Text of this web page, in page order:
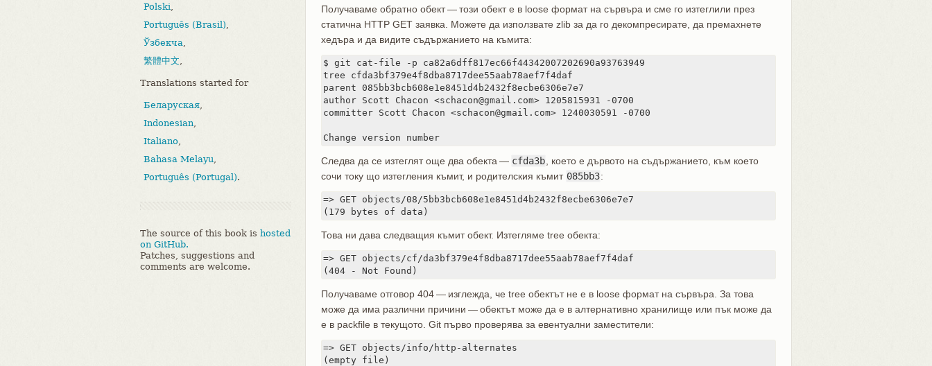
Polski,
Português (Brasil),
Ўзбекча,
繁體中文,
Translations started for
Беларуская,
Indonesian,
Italiano,
Bahasa Melayu,
Português (Portugal).
The source of this book is hosted
on GitHub.
Patches, suggestions and
comments are welcome.
Получаваме обратно обект — този обект е в loose формат на сървъра и сме го изтеглили през
статична HTTP GET заявка. Можете да използвате zlib за да го декомпресирате, да премахнете
хедъра и да видите съдържанието на къмита:
$ git cat-file -p ca82a6dff817ec66f44342007202690a93763949
tree cfda3bf379e4f8dba8717dee55aab78aef7f4daf
parent 085bb3bcb608e1e8451d4b2432f8ecbe6306e7e7
author Scott Chacon <schacon@gmail.com> 1205815931 -0700
committer Scott Chacon <schacon@gmail.com> 1240030591 -0700
Change version number
Следва да се изтеглят още два обекта — cfda3b , което е дървото на съдържанието, към което
сочи току що изтегления къмит, и родителския къмит 085bb3:
=> GET objects/08/5bb3bcb608e1e8451d4b2432f8ecbe6306e7e7
(179 bytes of data)
Това ни дава следващия къмит обект. Изтегляме tree обекта:
=> GET objects/cf/da3bf379e4f8dba8717dee55aab78aef7f4daf
(404 - Not Found)
Получаваме отговор 404 — изглежда, че tree обектът не е в loose формат на сървъра. За това
може да има различни причини — обектът може да е в алтернативно хранилище или пък може да
е в packfile в текущото. Git първо проверява за евентуални заместители:
=> GET objects/info/http-alternates
(empty file)